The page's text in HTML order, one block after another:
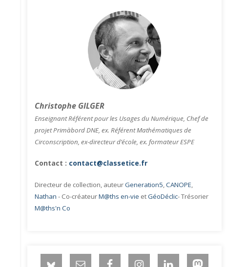
Christophe GILGER
Enseignant Référent pour les Usages du Numérique, Chef de
projet Primàbord DNE, ex. Référent Mathématiques de
Circonscription, ex-directeur d’école, ex. formateur ESPE
Contact : contact@classetice.fr
Directeur de collection, auteurGeneration5,CANOPE,
Nathan - Co-créateurM@ths en-vie etGéoDéclic- Trésorier
M@ths'n Co